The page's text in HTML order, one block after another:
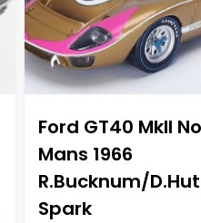
Ford GT40 MkII
Mans 1966
R.Bucknum/
Spark